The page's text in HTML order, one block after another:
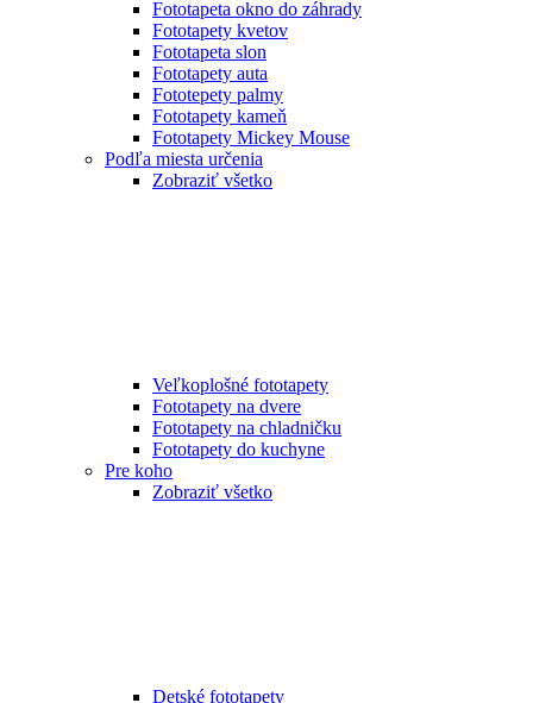
Fototapeta okno do záhrady
Fototapety kvetov
Fototapeta slon
Fototapety auta
Fototepety palmy
Fototapety kameň
Fototapety Mickey Mouse
Podľa miesta určenia
Zobraziť všetko
Veľkoplošné fototapety
Fototapety na dvere
Fototapety na chladničku
Fototapety do kuchyne
Pre koho
Zobraziť všetko
Detské fototapety